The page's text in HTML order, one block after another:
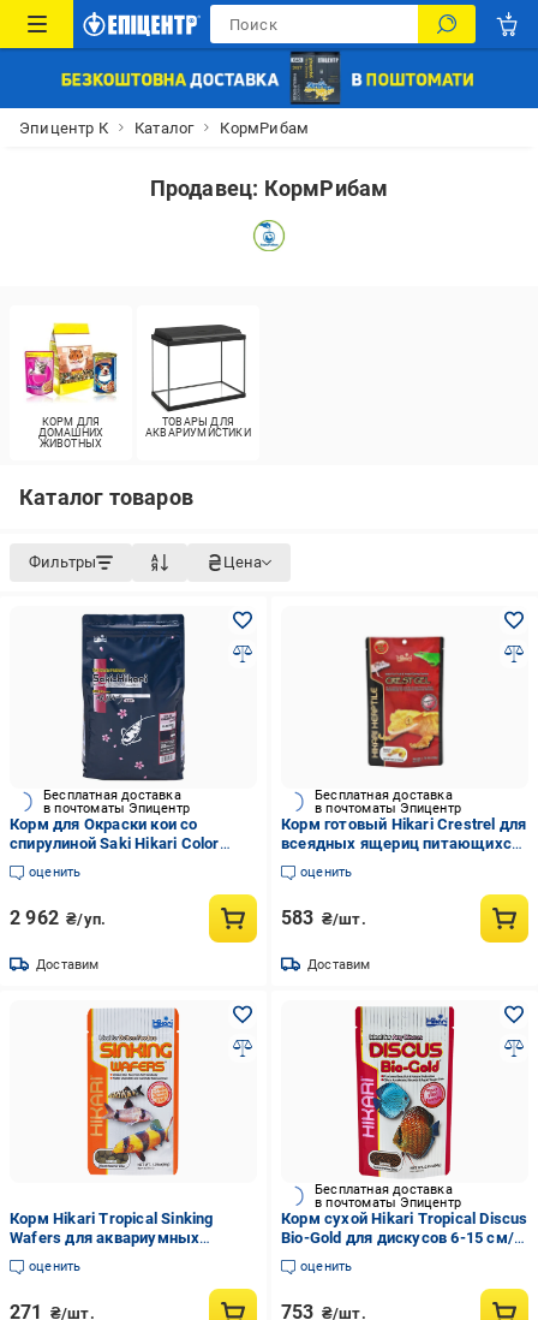
Эпицентр К Каталог КормРибам
Продавец: КормРибам
КОРМ ДЛЯ
ДОМАШНИХ
ЖИВОТНЫХ
ТОВАРЫ ДЛЯ
АКВАРИУМИСТИКИ
Каталог товаров
Фильтры Цена
Бесплатная доставка
в почтоматы Эпицентр
Корм для Окраски кои со
спирулиной Saki Hikari Color
Enhancing 2 кг Medium M 5,0-5,5
мм
оценить
2 962 ₴/уп.
Доставим
Бесплатная доставка
в почтоматы Эпицентр
Корм готовый Hikari Crestгel для
всеядных ящериц питающихся
овощами и насекомыми гель 50
г (20611)
оценить
583 ₴/шт.
Доставим
Корм Hikari Tropical Sinking
Wafers для аквариумных
всеядных сомиков 3+ см диски
5 мм 50 г тонущий (21510)
оценить
271 ₴/шт.
Бесплатная доставка
в почтоматы Эпицентр
Корм сухой Hikari Tropical Discus
Bio-Gold для дискусов 6-15 см/в
гранулах ~1-1,5 мм /80 г
тонущий (22316)
оценить
753 ₴/шт.